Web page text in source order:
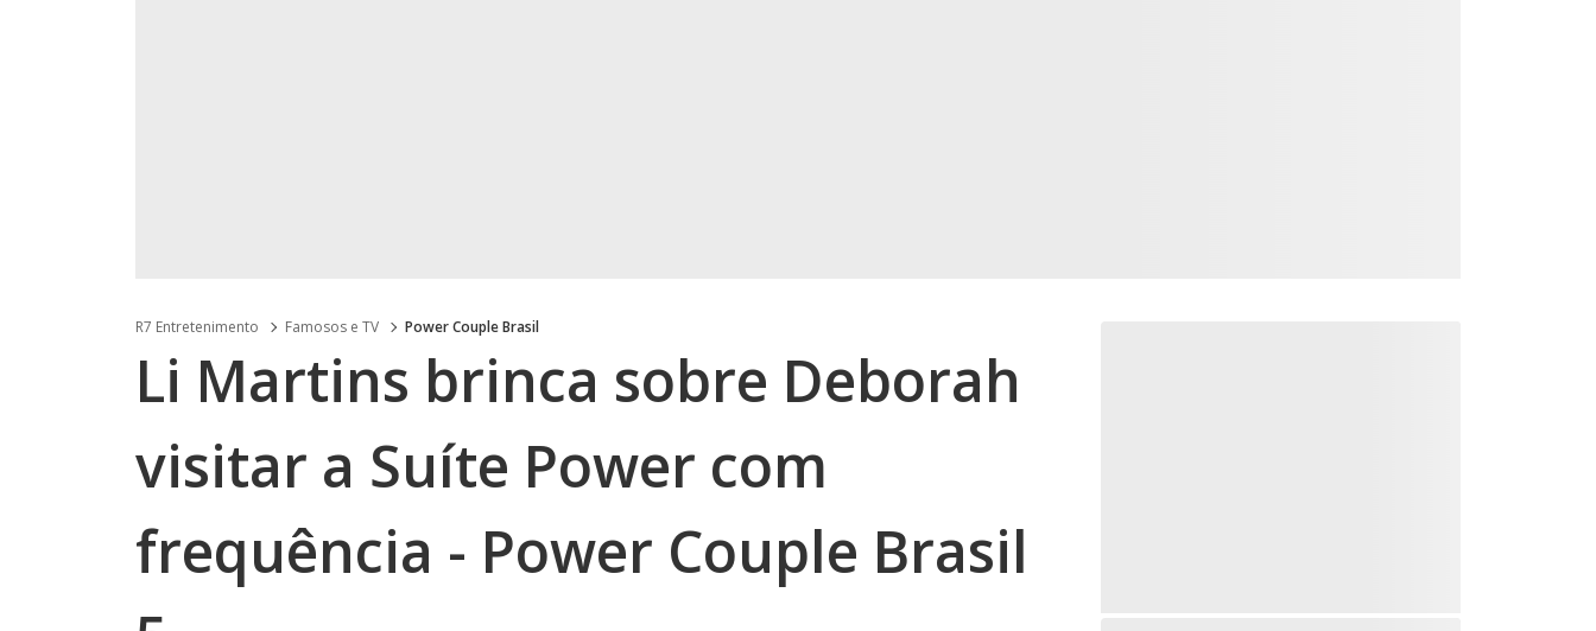
R7 Entretenimento Famosos e TV Power Couple Brasil
Li Martins brinca sobre Deborah
visitar a Suíte Power com
frequência - Power Couple Brasil